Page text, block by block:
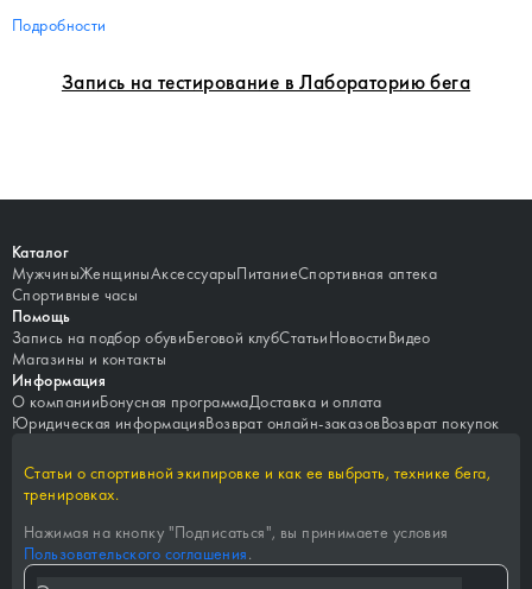
Запись на тестирование в Лабораторию бега
Подробности
Каталог
МужчиныЖенщиныАксессуарыПитаниеСпортивная аптека
Спортивные часы
Помощь
Запись на подбор обувиБеговой клубСтатьиНовостиВидео
Магазины и контакты
Информация
О компанииБонусная программаДоставка и оплата
Юридическая информацияВозврат онлайн-заказовВозврат покупок
Статьи о спортивной экипировке и как ее выбрать, технике бега,
тренировках.
Нажимая на кнопку "Подписаться", вы принимаете условия
Пользовательского соглашения.